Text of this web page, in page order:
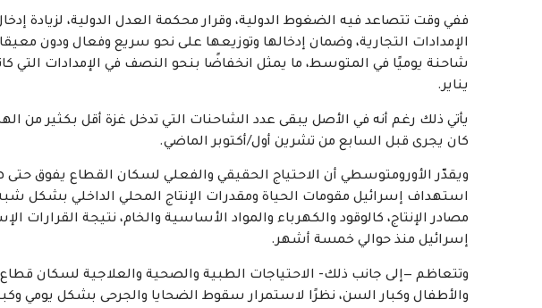
ففي وقت تتصاعد فيه الضغوط الدولية، وقرار محكمة العدل الدولية، لزيادة
شاحنة يوميًا في المتوسط، ما يمثل انخفاضًا بنحو النصف في الإمدادات التي
يناير.
كان يجرى قبل السابع من تشرين أول/أكتوبر الماضي.
ويقدّر الأورومتوسطي أن الاحتياج الحقيقي والفعلي لسكان القطاع يفوق حتى
استهداف إسرائيل مقومات الحياة ومقدرات الإنتاج المحلي الداخلي بشكل
مصادر الإنتاج، كالوقود والكهرباء والمواد الأساسية والخام، نتيجة القرارات
إسرائيل منذ حوالي خمسة أشهر.
وتتعاظم —إلى جانب ذلك- الاحتياجات الطبية والصحية والعلاجية لسكان
والأطفال وكبار السن، نظرًا لاستمرار سقوط الضحايا والجرحى بشكل يومي